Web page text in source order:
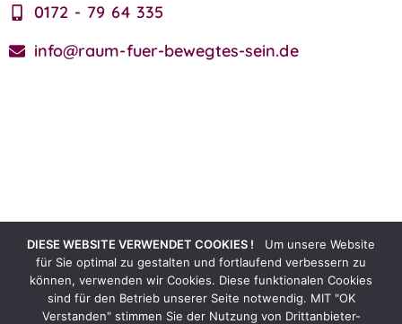
0172 - 79 64 335
info@raum-fuer-bewegtes-sein.de
MUNAY
Munay, ein Begriff der Quechua-Sprache und bedeutet mehr
DIESE WEBSITE VERWENDET COOKIES ! Um unsere Website
für Sie optimal zu gestalten und fortlaufend verbessern zu
können, verwenden wir Cookies. Diese funktionalen Cookies
sind für den Betrieb unserer Seite notwendig. MIT "OK
Verstanden" stimmen Sie der Nutzung von Drittanbieter-